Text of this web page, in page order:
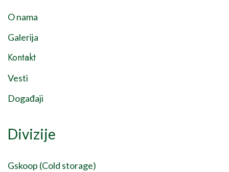
O nama
Galerija
Kontakt
Vesti
Događaji
Divizije
Gskoop (Cold storage)